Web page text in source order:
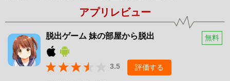
アプリレビュー
脱出ゲーム 妹の部屋から脱出 無料
3.5 評価する